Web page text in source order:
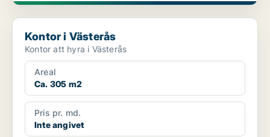
Kontor i Västerås
Kontor i Västerås
Kontor att hyra i Västerås
Areal
Ca. 305 m2
Pris pr. md.
Inte angivet